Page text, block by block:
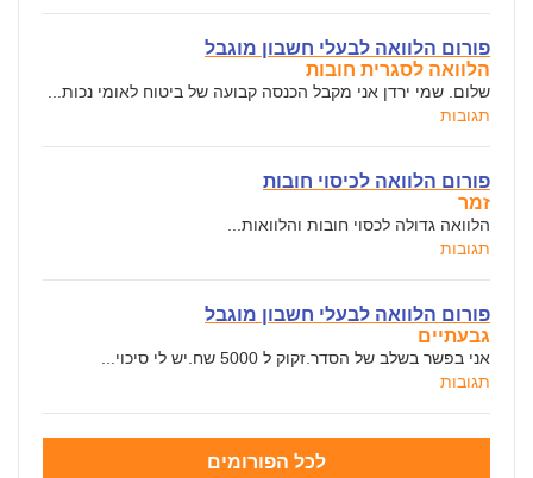
פורום הלוואה לבעלי חשבון מוגבל
הלוואה לסגרית חובות
שלום. שמי ירדן אני מקבל הכנסה קבועה של ביטוח לאומי נכות...
תגובות
פורום הלוואה לכיסוי חובות
זמר
הלוואה גדולה לכסוי חובות והלוואות...
תגובות
פורום הלוואה לבעלי חשבון מוגבל
גבעתיים
אני בפשר בשלב של הסדר.זקוק ל 5000 שח.יש לי סיכוי...
תגובות
לכל הפורומים